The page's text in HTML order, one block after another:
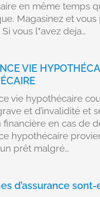
en même temps
Magasinez et
vous l"avez deja…
VIE
vie hypothécaire
et d’invalidité et
financière en cas de
hypothécaire
prêt malgré…
d’assurance